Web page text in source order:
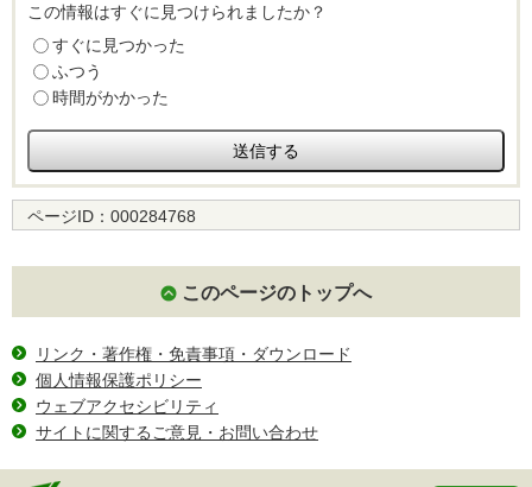
この情報はすぐに見つけられましたか？
すぐに見つかった
ふつう
時間がかかった
ページID： 000284768
このページのトップへ
リンク・著作権・免責事項・ダウンロード
個人情報保護ポリシー
ウェブアクセシビリティ
サイトに関するご意見・お問い合わせ